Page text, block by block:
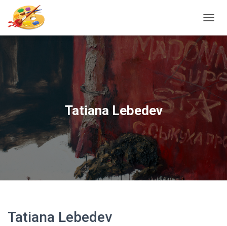
O
G
L
E
N
A
V
I
G
T
Tatiana Lebedev
Tatiana Lebedev